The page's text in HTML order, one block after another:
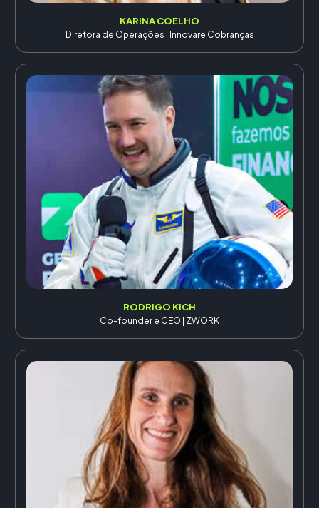
KARINA COELHO
Diretora de Operações | Innovare Cobranças
RODRIGO KICH
Co-founder e CEO | ZWORK